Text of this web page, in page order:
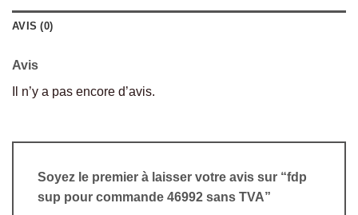
AVIS (0)
Avis
Il n’y a pas encore d’avis.
Soyez le premier à laisser votre avis sur “fdp
sup pour commande 46992 sans TVA”